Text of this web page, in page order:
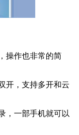
作也非常的简
，支持多开和云
一部手机就可以